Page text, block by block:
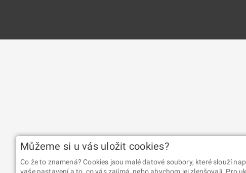
Můžeme si u vás uložit cookies?
Co že to znamená? Cookies jsou malé datové soubory, které slouží